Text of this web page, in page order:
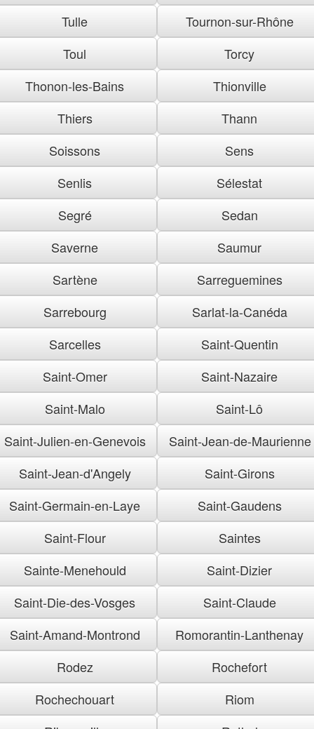
Tulle
Tournon-sur-Rhône
Toul
Torcy
Thonon-les-Bains
Thionville
Thiers
Thann
Soissons
Sens
Senlis
Sélestat
Segré
Sedan
Saverne
Saumur
Sartène
Sarreguemines
Sarrebourg
Sarlat-la-Canéda
Sarcelles
Saint-Quentin
Saint-Omer
Saint-Nazaire
Saint-Malo
Saint-Lô
Saint-Julien-en-Genevois
Saint-Jean-de-Maurienne
Saint-Jean-d'Angely
Saint-Girons
Saint-Germain-en-Laye
Saint-Gaudens
Saint-Flour
Saintes
Sainte-Menehould
Saint-Dizier
Saint-Die-des-Vosges
Saint-Claude
Saint-Amand-Montrond
Romorantin-Lanthenay
Rodez
Rochefort
Rochechouart
Riom